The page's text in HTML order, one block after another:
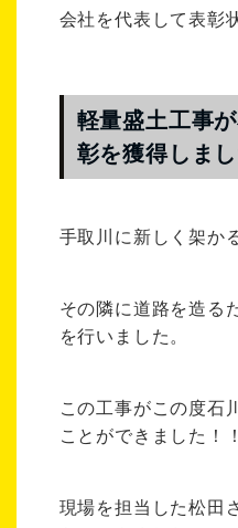
会社を代表して表彰
軽量盛土工事
彰を獲得しま
手取川に新しく架か
その隣に道路を造る
を行いました。
この工事がこの度石
ことができました！！
現場を担当した松田